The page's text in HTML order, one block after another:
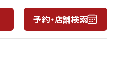
予約・店舗検索